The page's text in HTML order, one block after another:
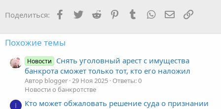
Поделиться: Facebook
TwitterReddit PinterestTumblr WhatsApp Ссылка
Похожие темы
Новости
Снять уголовный арест с имущества
банкрота сможет только тот, кто его наложил
Автор blogger 29 Ноя 2025 Ответы: 0
Новости о банкротстве
I
Кто может обжаловать решение суда о признании